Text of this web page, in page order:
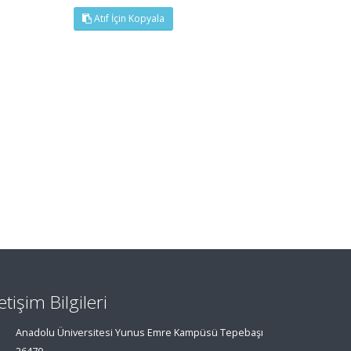
Atıf İçin Kopyala
Bilgileri
Anadolu Üniversitesi Yunus Emre Kampüsü Tepebaşı